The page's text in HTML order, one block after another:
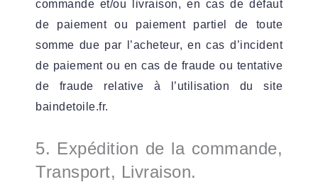
commande et/ou livraison, en cas de défaut
de paiement ou paiement partiel de toute
somme due par l’acheteur, en cas d’incident
de paiement ou en cas de fraude ou tentative
de fraude relative à l’utilisation du site
baindetoile.fr.
5. Expédition de la commande,
Transport, Livraison.